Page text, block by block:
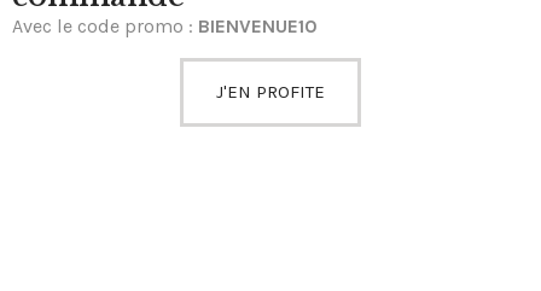
Avec le code promo : BIENVENUE10
J'EN PROFITE